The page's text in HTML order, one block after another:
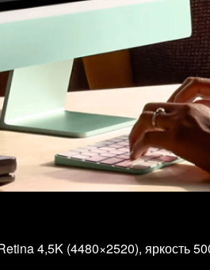
4,5K (4480×2520), яркость